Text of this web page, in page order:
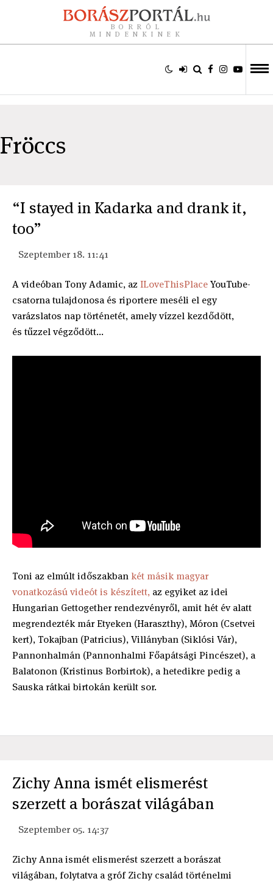
BORRÓL
MINDENKINEK
Fröccs
“I stayed in Kadarka and drank it,
too”
Szeptember 18. 11:41
A videóban Tony Adamic, az ILoveThisPlaceYouTube-
csatorna tulajdonosa és riportere meséli el egy
varázslatos nap történetét, amely vízzel kezdődött,
és tűzzel végződött...
Toni az elmúlt időszakban két másik magyar
vonatkozású videót is készített, az egyiket az idei
Hungarian Gettogether rendezvényről, amit hét év alatt
megrendezték már Etyeken (Haraszthy), Móron (Csetvei
kert), Tokajban (Patricius), Villányban (Siklósi Vár),
Pannonhalmán (Pannonhalmi Főapátsági Pincészet), a
Balatonon (Kristinus Borbirtok), a hetedikre pedig a
Sauska rátkai birtokán került sor.
Zichy Anna ismét elismerést
szerzett a borászat világában
Szeptember 05. 14:37
Zichy Anna ismét elismerést szerzett a borászat
világában, folytatva a gróf Zichy család történelmi